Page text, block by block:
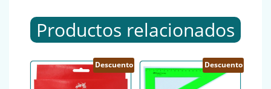
Productos relacionados
Descuento Descuento